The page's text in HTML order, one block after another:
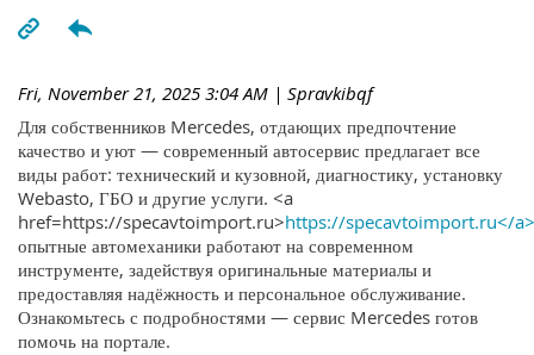
Fri, November 21, 2025 3:04 AM | Spravkibqf
Для собственников Mercedes, отдающих предпочтение
качество и уют — современный автосервис предлагает все
виды работ: технический и кузовной, диагностику, установку
Webasto, ГБО и другие услуги. <a
href=https://specavtoimport.ru>https://specavtoimport.ru</a>
опытные автомеханики работают на современном
инструменте, задействуя оригинальные материалы и
предоставляя надёжность и персональное обслуживание.
Ознакомьтесь с подробностями — сервис Mercedes готов
помочь на портале.